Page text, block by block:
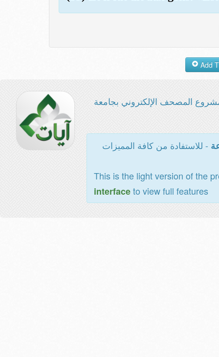
المصحف الإلكتروني بجامعة
- للاستفادة من كافة المميزات
This is the light version of the
interfaceto view full features